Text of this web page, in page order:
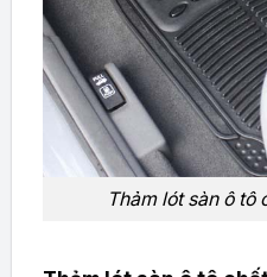
Thảm lót sàn ô tô